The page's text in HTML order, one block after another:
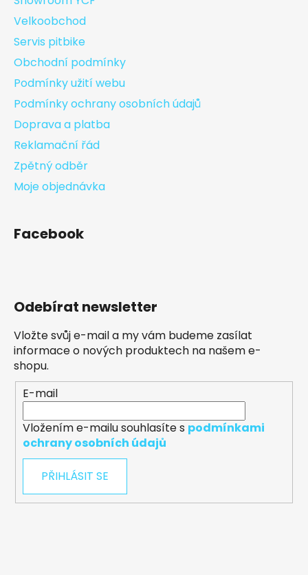
Velkoobchod
Servis pitbike
Obchodní podmínky
Podmínky užití webu
Podmínky ochrany osobních údajů
Doprava a platba
Reklamační řád
Zpětný odběr
Moje objednávka
Facebook
Odebírat newsletter
Vložte svůj e-mail a my vám budeme zasílat
informace o nových produktech na našem e-
shopu.
E-mail
Vložením e-mailu souhlasíte s podmínkami
ochrany osobních údajů
PŘIHLÁSIT SE